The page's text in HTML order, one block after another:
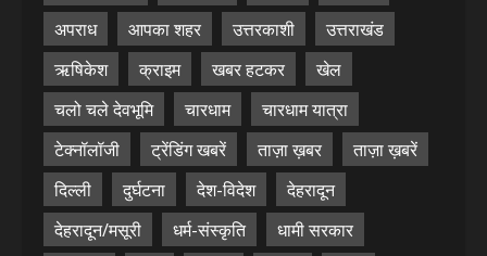
अपराध
आपका शहर उत्तरकाशी
उत्तराखंड
ऋषिकेश
क्राइम खबर हटकर
खेल
चलो चले देवभूमि
चारधाम
चारधाम यात्रा
टेक्नॉलॉजी
ट्रेंडिंग खबरें ताज़ा ख़बर
ताज़ा ख़बरें
दिल्ली
दुर्घटना देश-विदेश
देहरादून
देहरादून/मसूरी
धर्म-संस्कृति
धामी सरकार